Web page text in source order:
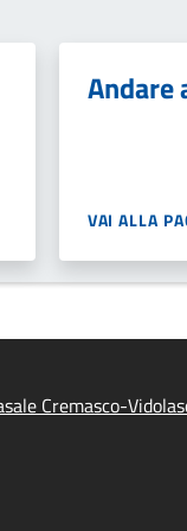
Andare
VAI ALLA
Cremasco-